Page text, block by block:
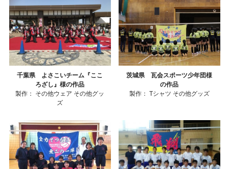
千葉県 よさこいチーム『ここ
ろざし』様の作品
製作： その他ウェア その他グッ
ズ
茨城県 瓦会スポーツ少年団様
の作品
製作： Tシャツ その他グッズ